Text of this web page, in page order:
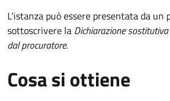
L'istanza può essere presentata da un
sottoscrivere la Dichiarazione
dal procuratore.
Cosa si ottiene